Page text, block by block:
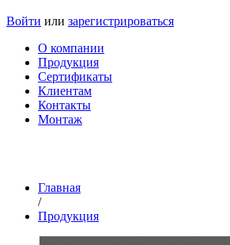
Войти или зарегистрироваться
О компании
Продукция
Сертификаты
Клиентам
Контакты
Монтаж
Главная
/
Продукция